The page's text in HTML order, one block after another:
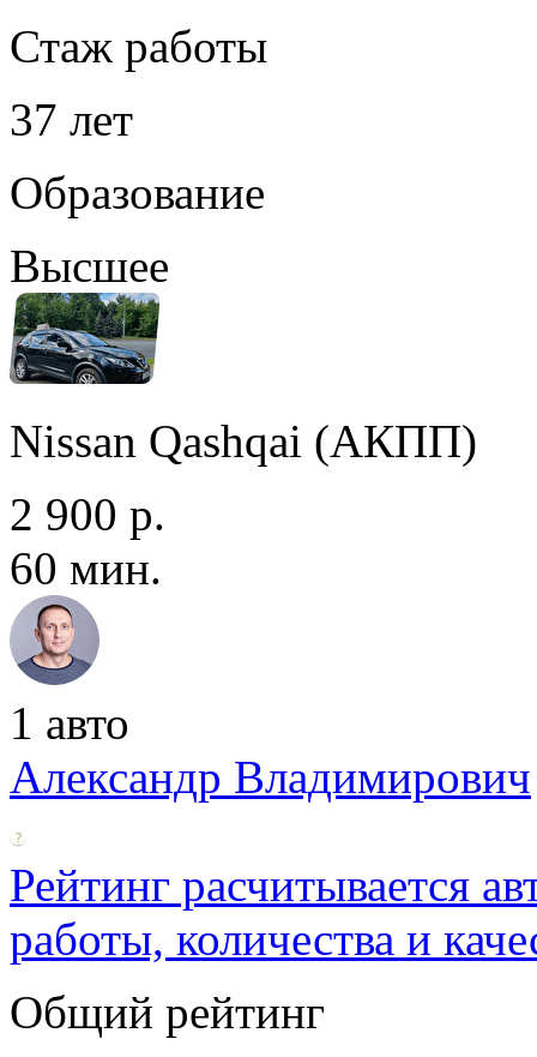
Стаж работы
37 лет
Образование
Высшее
Nissan Qashqai (АКПП)
2 900 р.
60 мин.
1 авто
Александр Владимирович
Рейтинг расчитывается
работы, количества и
Общий рейтинг